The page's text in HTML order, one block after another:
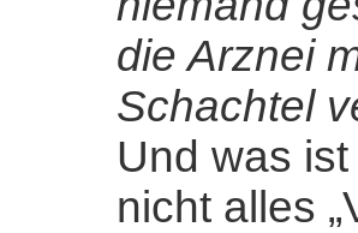
die Arznei
Schachtel
Und was
nicht alles